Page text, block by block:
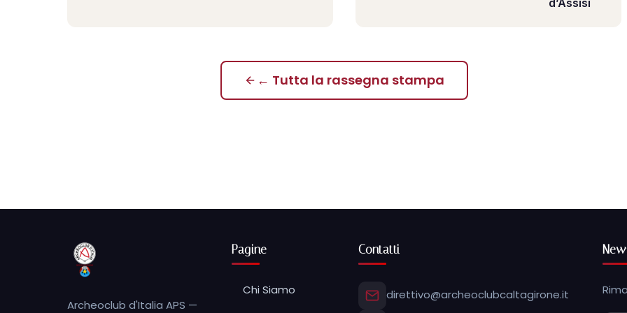
← Tutta la rassegna stampa
Archeoclub d'Italia APS —
Pagine
Chi Siamo
Contatti
direttivo@archeoclubcaltagirone.it